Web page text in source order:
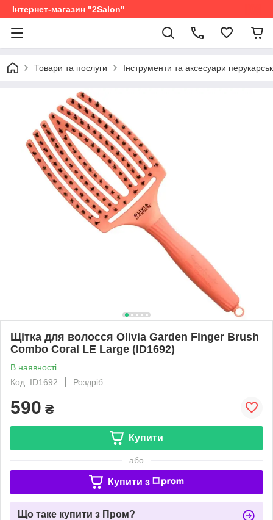
Інтернет-магазин "2Salon"
Товари та послуги Інструменти та аксесуари
Щітка для волосся Olivia Garden Finger Brush
Combo Coral LE Large (ID1692)
В наявності
Код: ID1692
Роздріб
590 ₴
Купити
або
Купити з
Що таке купити з Пром?